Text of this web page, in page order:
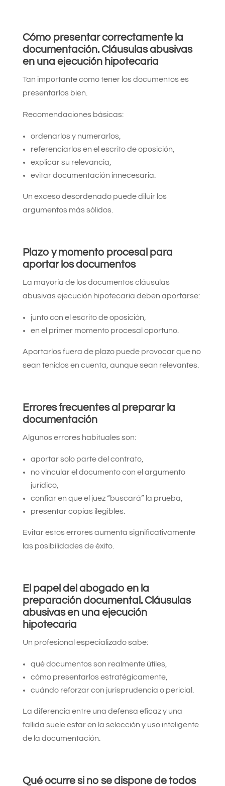
Cómo presentar correctamente la
documentación.Cláusulas abusivas
en una ejecución hipotecaria
Tan importante como tener los documentos es
presentarlos bien.
Recomendaciones básicas:
ordenarlos y numerarlos,
referenciarlos en el escrito de oposición,
explicar su relevancia,
evitar documentación innecesaria.
Un exceso desordenado puede diluir los
argumentos más sólidos.
Plazo y momento procesal para
aportar los documentos
La mayoría de los documentos cláusulas
abusivas ejecución hipotecaria deben aportarse:
junto con el escrito de oposición,
en el primer momento procesal oportuno.
Aportarlos fuera de plazo puede provocar que no
sean tenidos en cuenta, aunque sean relevantes.
Errores frecuentes al preparar la
documentación
Algunos errores habituales son:
aportar solo parte del contrato,
no vincular el documento con el argumento
jurídico,
confiar en que el juez “buscará” la prueba,
presentar copias ilegibles.
Evitar estos errores aumenta significativamente
las posibilidades de éxito.
El papel del abogado en la
preparación documental.Cláusulas
abusivas en una ejecución
hipotecaria
Un profesional especializado sabe:
qué documentos son realmente útiles,
cómo presentarlos estratégicamente,
cuándo reforzar con jurisprudencia o pericial.
La diferencia entre una defensa eficaz y una
fallida suele estar en la selección y uso inteligente
de la documentación.
Qué ocurre si no se dispone de todos